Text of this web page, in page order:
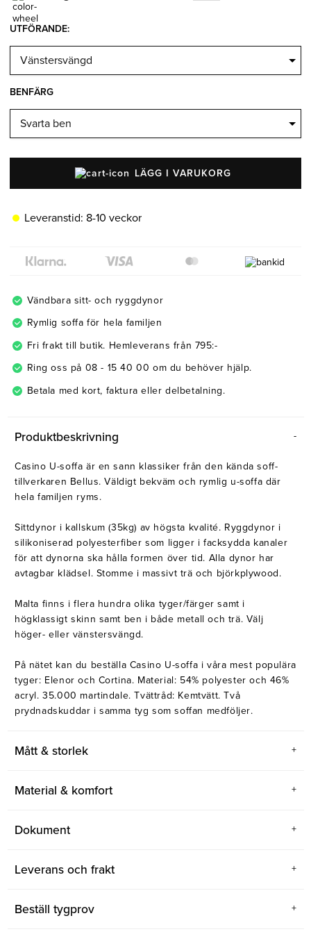
Belysning
Soffbord
UTFÖRANDE:
BENFÄRG
LÄGG I VARUKORG
Leveranstid: 8-10 veckor
Vändbara sitt- och ryggdynor
Rymlig soffa för hela familjen
Fri frakt till butik. Hemleverans från 795:-
Ring oss på 08 - 15 40 00 om du behöver hjälp.
Betala med kort, faktura eller delbetalning.
Produktbeskrivning
Casino U-soffa är en sann klassiker från den kända soff-
tillverkaren Bellus. Väldigt bekväm och rymlig u-soffa där
hela familjen ryms.
Sittdynor i kallskum (35kg) av högsta kvalité. Ryggdynor i
silikoniserad polyesterfiber som ligger i facksydda kanaler
för att dynorna ska hålla formen över tid. Alla dynor har
avtagbar klädsel. Stomme i massivt trä och björkplywood.
Malta finns i flera hundra olika tyger/färger samt i
högklassigt skinn samt ben i både metall och trä. Välj
höger- eller vänstersvängd.
På nätet kan du beställa Casino U-soffa i våra mest populära
tyger: Elenor och Cortina. Material: 54% polyester och 46%
acryl. 35.000 martindale. Tvättråd: Kemtvätt. Två
prydnadskuddar i samma tyg som soffan medföljer.
Mått & storlek
Material & komfort
Dokument
Leverans och frakt
Beställ tygprov